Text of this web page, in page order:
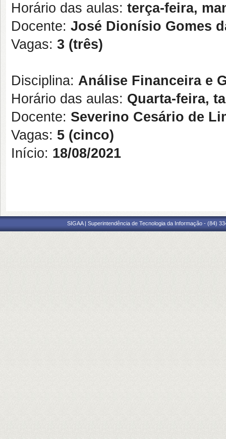
Horário das aulas: terça-feira,
Docente: José Dionísio Gomes
Vagas: 3 (três)
Disciplina: Análise Financeira e
Horário das aulas: Quarta-feira,
Docente: Severino Cesário de
Vagas: 5 (cinco)
Início: 18/08/2021
SIGAA | Superintendência de Tecnologia da Informação - (84)